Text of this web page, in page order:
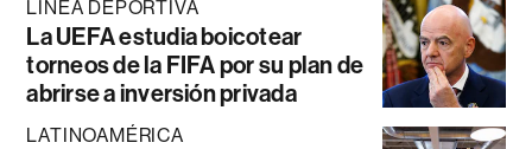
LÍNEA DEPORTIVA
La UEFA estudia boicotear
torneos de la FIFA por su plan de
abrirse a inversión privada
LATINOAMÉRICA